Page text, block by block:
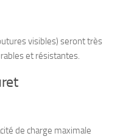
visibles) seront très
et résistantes.
de charge maximale